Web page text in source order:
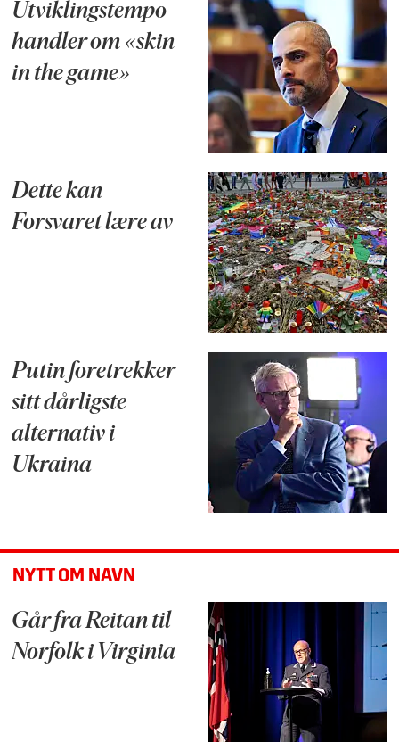
Utviklingstempo
handler om «skin
in the game»
Dette kan
Forsvaret lære av
Putin foretrekker
sitt dårligste
alternativ i
Ukraina
NYTT OM NAVN
Går fra Reitan til
Norfolk i Virginia